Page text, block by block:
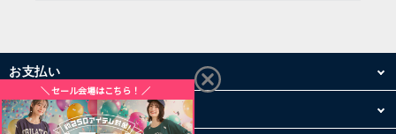
お支払い
配送・送料